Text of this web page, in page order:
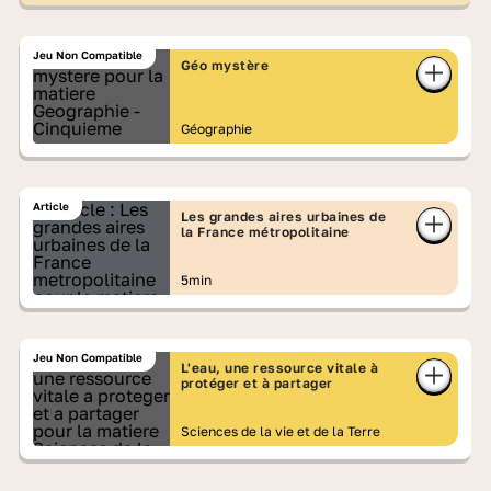
Jeu Non Compatible
Géo mystère
Géographie
Article
Les grandes aires urbaines de
la France métropolitaine
5min
Jeu Non Compatible
L'eau, une ressource vitale à
protéger et à partager
Sciences de la vie et de la Terre